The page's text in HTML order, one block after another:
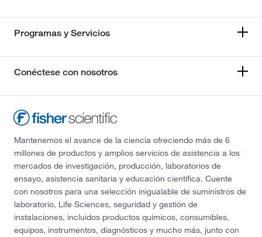
Programas y Servicios
Conéctese con nosotros
Mantenemos el avance de la ciencia ofreciendo más de 6
millones de productos y amplios servicios de asistencia a los
mercados de investigación, producción, laboratorios de
ensayo, asistencia sanitaria y educación científica. Cuente
con nosotros para una selección inigualable de suministros de
laboratorio, Life Sciences, seguridad y gestión de
instalaciones, incluidos productos químicos, consumibles,
equipos, instrumentos, diagnósticos y mucho más, junto con